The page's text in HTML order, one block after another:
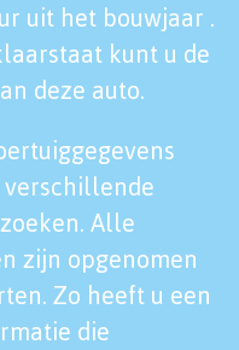
uit het bouwjaar .
kunt u de
deze auto.
verschillende
Alle
zijn opgenomen
Zo heeft u een
die